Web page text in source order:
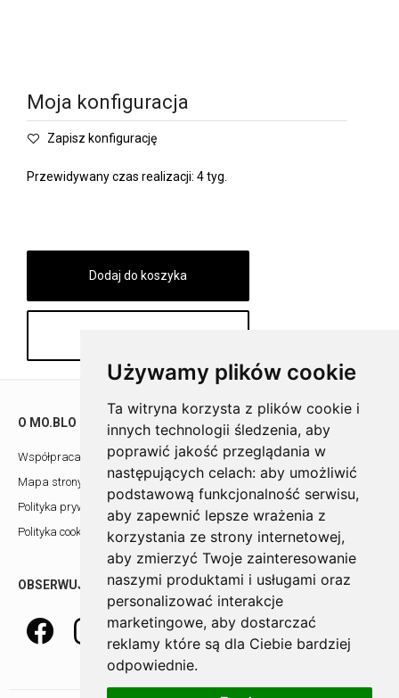
Używamy plików cookie
Ta witryna korzysta z plików cookie i
innych technologii śledzenia, aby
poprawić jakość przeglądania w
następujących celach: aby umożliwić
podstawową funkcjonalność serwisu,
aby zapewnić lepsze wrażenia z
korzystania ze strony internetowej,
aby zmierzyć Twoje zainteresowanie
naszymi produktami i usługami oraz
personalizować interakcje
marketingowe, aby dostarczać
reklamy które są dla Ciebie bardziej
odpowiednie.
Moja konfiguracja
Zapisz konfigurację
Przewidywany czas realizacji: 4 tyg.
O MO.BLO
Współpraca z architektami
Mapa strony
Polityka prywatności
Polityka cookies
POMOC
Showroom
Kontakt
OBSERWUJ NAS